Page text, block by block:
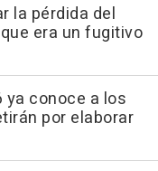
la pérdida del
era un fugitivo
ya conoce a los
por elaborar